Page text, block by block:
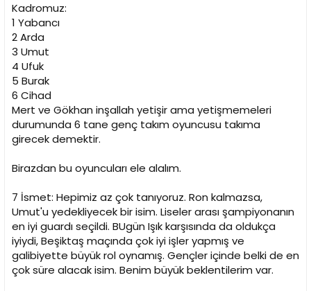
Kadromuz:
1 Yabancı
2 Arda
3 Umut
4 Ufuk
5 Burak
6 Cihad
Mert ve Gökhan inşallah yetişir ama yetişmemeleri
durumunda 6 tane genç takım oyuncusu takıma
girecek demektir.
Birazdan bu oyuncuları ele alalım.
7 İsmet: Hepimiz az çok tanıyoruz. Ron kalmazsa,
Umut'u yedekliyecek bir isim. Liseler arası şampiyonanın
en iyi guardı seçildi. BUgün Işık karşısında da oldukça
iyiydi, Beşiktaş maçında çok iyi işler yapmış ve
galibiyette büyük rol oynamış. Gençler içinde belki de en
çok süre alacak isim. Benim büyük beklentilerim var.